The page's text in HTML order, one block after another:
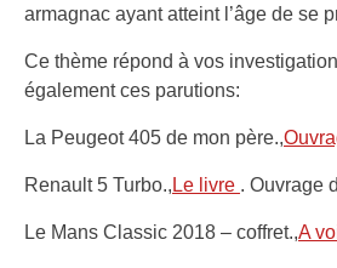
armagnac ayant atteint l’âge de se
Ce thème répond à vos
également ces parutions:
La Peugeot 405 de mon père.,
Renault 5 Turbo., Le livre . Ouvrage
Le Mans Classic 2018 – coffret.,A